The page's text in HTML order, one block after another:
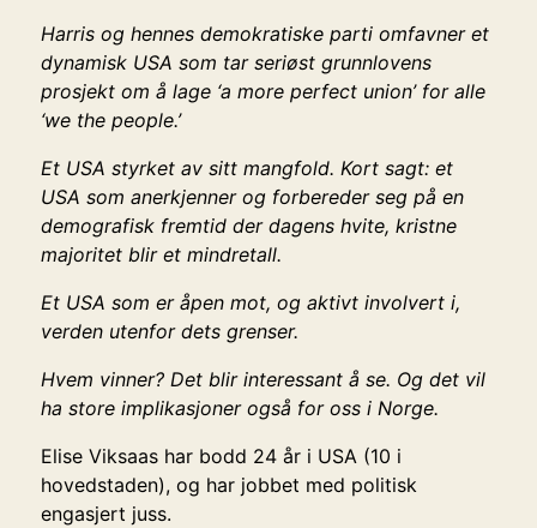
Harris og hennes demokratiske parti omfavner et
dynamisk USA som tar seriøst grunnlovens
prosjekt om å lage ‘a more perfect union’ for alle
‘we the people.’
Et USA styrket av sitt mangfold. Kort sagt: et
USA som anerkjenner og forbereder seg på en
demografisk fremtid der dagens hvite, kristne
majoritet blir et mindretall.
Et USA som er åpen mot, og aktivt involvert i,
verden utenfor dets grenser.
Hvem vinner? Det blir interessant å se. Og det vil
ha store implikasjoner også for oss i Norge.
Elise Viksaas har bodd 24 år i USA (10 i
hovedstaden), og har jobbet med politisk
engasjert juss.